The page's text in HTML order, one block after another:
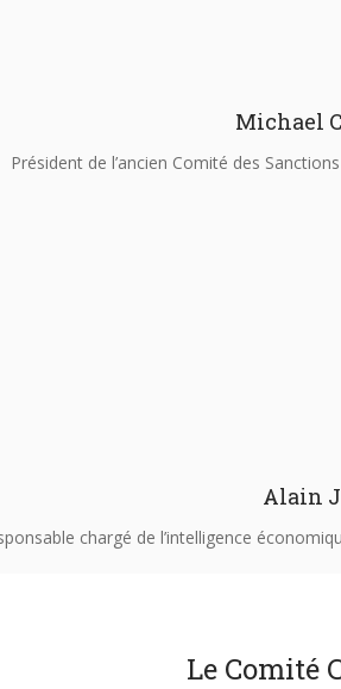
Michael
Président de l’ancien Comité des
Alain
chargé de l’intelligence
Le Comité